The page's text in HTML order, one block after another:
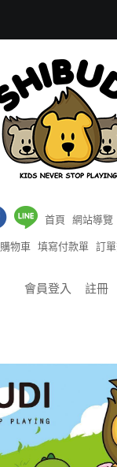
首頁 網站導覽
購物車 填寫付款單 訂
會員登入 註冊